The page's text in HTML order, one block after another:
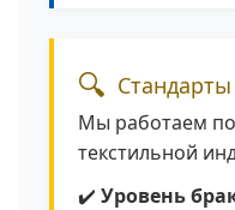
🔍
Мы работаем
текстильной
✔️ Уровень